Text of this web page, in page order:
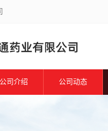
公司介绍 公司动态